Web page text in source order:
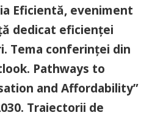
Eficientă, eveniment
dedicat eficienței
Tema conferinței din
Pathways to
and Affordability”
Traiectorii de